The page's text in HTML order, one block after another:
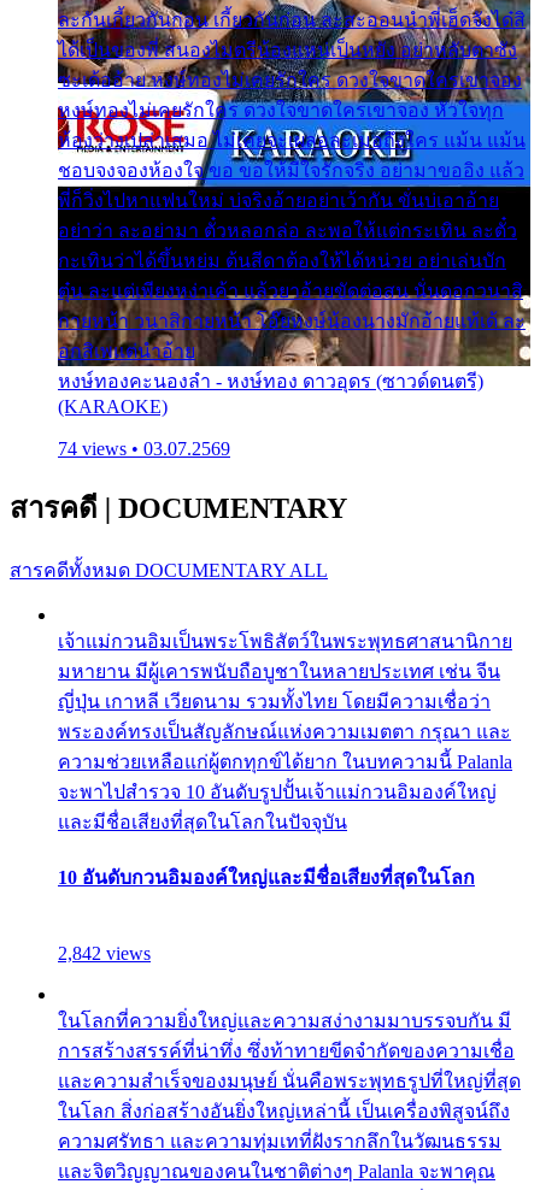
ละกันเกี้ยวกันก่อน เกี้ยวกันก่อน ละสะออนนำพี่เฮ็ดจังได๋สิ
ได้เป็นของพี่ สนองไมตรีน้องแหน่เป็นหยัง อย่าหลับตาซัง
ซะเด้ออ้าย หงษ์ทองไม่เคยรักใคร ดวงใจขาดใครเขาจอง
หงษ์ทองไม่เคยรักใคร ดวงใจขาดใครเขาจอง หัวใจทุก
ห้องว่างเปล่าเสมอ ไม่เคยจะเผลอละเมอถึงใคร แม้น แม้น
ชอบจงจองห้องใจ ขอ ขอให้มีใจรักจริง อย่ามาขออิง แล้ว
พี่ก็วิ่งไปหาแฟนใหม่ บ่จริงอ้ายอย่าเว้ากัน ขั่นบ่เอาอ้าย
อย่าว่า ละอย่ามา ตั๋วหลอกล่อ ละพอให้แต่กระเทิน ละตั๋ว
กะเทินว่าได้ขึ้นหย่ม ต้นสีดาต้องให้ได้หน่วย อย่าเล่นบัก
ตุ๋น ละแต่เพียงหง่าเค้า แล้วยาอ้ายขัดต่อสน นั่นดอกวนาสิ
กายหน้า วนาสิกายหน้า โอ๊ยหงษ์น้องนางมักอ้ายแท้เด้ ละ
อกสิเพแต่นำอ้าย
หงษ์ทองคะนองลำ - หงษ์ทอง ดาวอุดร (ซาวด์ดนตรี)
(KARAOKE)
74 views • 03.07.2569
สารคดี | DOCUMENTARY
สารคดีทั้งหมด DOCUMENTARY ALL
เจ้าแม่กวนอิมเป็นพระโพธิสัตว์ในพระพุทธศาสนานิกาย
มหายาน มีผู้เคารพนับถือบูชาในหลายประเทศ เช่น จีน
ญี่ปุ่น เกาหลี เวียดนาม รวมทั้งไทย โดยมีความเชื่อว่า
พระองค์ทรงเป็นสัญลักษณ์แห่งความเมตตา กรุณา และ
ความช่วยเหลือแก่ผู้ตกทุกข์ได้ยาก ในบทความนี้ Palanla
จะพาไปสำรวจ 10 อันดับรูปปั้นเจ้าแม่กวนอิมองค์ใหญ่
และมีชื่อเสียงที่สุดในโลกในปัจจุบัน
10 อันดับกวนอิมองค์ใหญ่และมีชื่อเสียงที่สุดในโลก
2,842 views
ในโลกที่ความยิ่งใหญ่และความสง่างามมาบรรจบกัน มี
การสร้างสรรค์ที่น่าทึ่ง ซึ่งท้าทายขีดจำกัดของความเชื่อ
และความสำเร็จของมนุษย์ นั่นคือพระพุทธรูปที่ใหญ่ที่สุด
ในโลก สิ่งก่อสร้างอันยิ่งใหญ่เหล่านี้ เป็นเครื่องพิสูจน์ถึง
ความศรัทธา และความทุ่มเทที่ฝังรากลึกในวัฒนธรรม
และจิตวิญญาณของคนในชาติต่างๆ Palanla จะพาคุณ